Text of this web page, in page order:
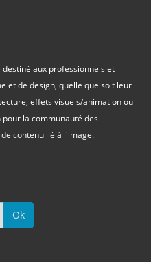
aux professionnels et
et de design, quelle que soit leur
effets visuels/animation ou
la communauté des
contenu lié à l'image.
Ok